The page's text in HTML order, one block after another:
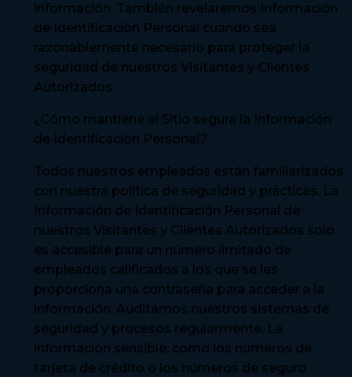
información. También revelaremos Información
de Identificación Personal cuando sea
razonablemente necesario para proteger la
seguridad de nuestros Visitantes y Clientes
Autorizados.
¿Cómo mantiene el Sitio segura la Información
de Identificación Personal?
Todos nuestros empleados están familiarizados
con nuestra política de seguridad y prácticas. La
Información de Identificación Personal de
nuestros Visitantes y Clientes Autorizados solo
es accesible para un número limitado de
empleados calificados a los que se les
proporciona una contraseña para acceder a la
información. Auditamos nuestros sistemas de
seguridad y procesos regularmente. La
información sensible, como los números de
tarjeta de crédito o los números de seguro